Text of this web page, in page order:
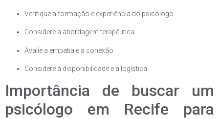
Verifique a formação e experiência do psicólogo
Considere a abordagem terapêutica
Avalie a empatia e a conexão
Considere a disponibilidade e a logística
Importância de buscar um
psicólogo em Recife para